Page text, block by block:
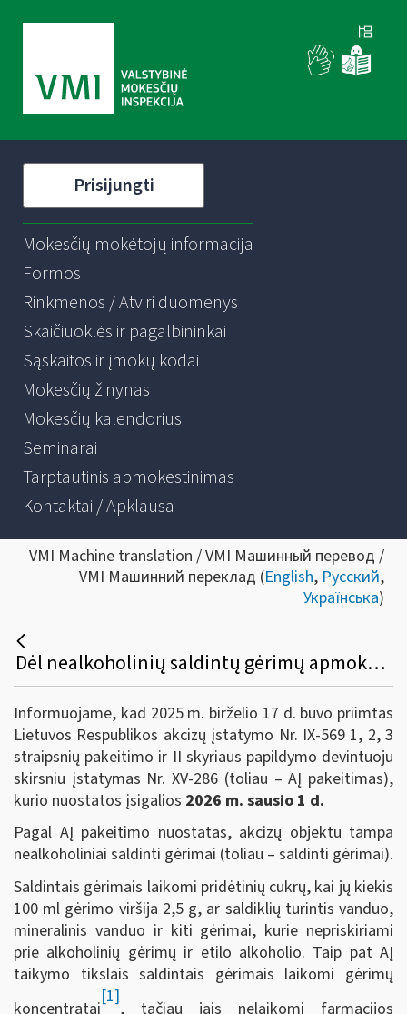
Prisijungti
Mokesčių mokėtojų informacija
Formos
Rinkmenos / Atviri duomenys
Skaičiuoklės ir pagalbininkai
Sąskaitos ir įmokų kodai
Mokesčių žinynas
Mokesčių kalendorius
Seminarai
Tarptautinis apmokestinimas
Kontaktai / Apklausa
VMI Machine translation / VMI Машинный перевод /
VMI Машинний переклад (English, Русский,
Українська)
Dėl nealkoholinių saldintų gėrimų apmokestinimo akcizais nuo 2026 m. sausio 1 d.
Informuojame, kad 2025 m. birželio 17 d. buvo priimtas
Lietuvos Respublikos akcizų įstatymo Nr. IX-569 1, 2, 3
straipsnių pakeitimo ir II skyriaus papildymo devintuoju
skirsniu įstatymas Nr. XV-286 (toliau – AĮ pakeitimas),
kurio nuostatos įsigalios 2026 m. sausio 1 d.
Pagal AĮ pakeitimo nuostatas, akcizų objektu tampa
nealkoholiniai saldinti gėrimai (toliau – saldinti gėrimai).
Saldintais gėrimais laikomi pridėtinių cukrų, kai jų kiekis
100 ml gėrimo viršija 2,5 g, ar saldiklių turintis vanduo,
mineralinis vanduo ir kiti gėrimai, kurie nepriskiriami
prie alkoholinių gėrimų ir etilo alkoholio. Taip pat AĮ
taikymo tikslais saldintais gėrimais laikomi gėrimų
koncentratai
[1]
, tačiau jais nelaikomi farmacijos